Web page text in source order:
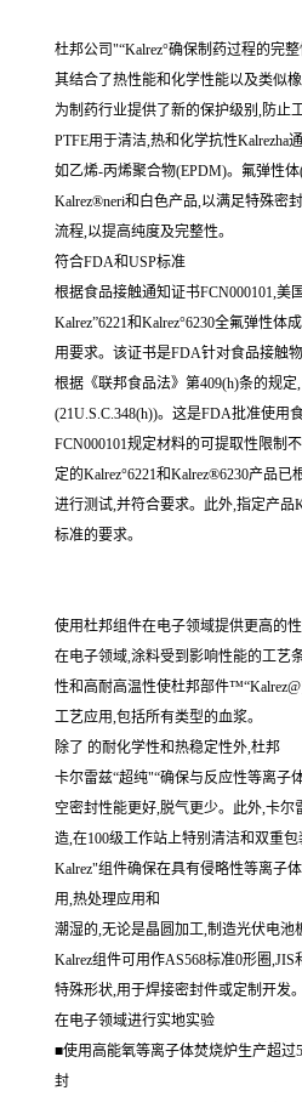
杜邦公司"“Kalrez°确保制药过程的完
其结合了热性能和化学性能以及类似
为制药行业提供了新的保护级别,防止
PTFE用于清洁,热和化学抗性Kalrezha
如乙烯-丙烯聚合物(EPDM)。氟弹性
Kalrez®neri和白色产品,以满足特殊密
流程,以提高纯度及完整性。
符合FDA和USP标准
根据食品接触通知证书FCN000101,美
Kalrez”6221和Kalrez°6230全氟弹性
用要求。该证书是FDA针对食品接触
根据《联邦食品法》第409(h)条的规定
(21U.S.C.348(h))。这是FDA批准使用
FCN000101规定材料的可提取性限制
定的Kalrez°6221和Kalrez®6230产品
进行测试,并符合要求。此外,指定产品
标准的要求。
使用杜邦组件在电子领域提供更高的
在电子领域,涂料受到影响性能的工艺
性和高耐高温性使杜邦部件
工艺应用,包括所有类型的血浆。
除了 的耐化学性和热稳定性外,杜邦
卡尔雷兹“超纯"“确保与反应性等离子
空密封性能更好,脱气更少。此外,卡尔
造,在100级工作站上特别清洁和双重包
Kalrez"组件确保在具有侵略性等离子
用,热处理应用和
潮湿的,无论是晶圆加工,制造光伏电池
Kalrez组件可用作AS568标准0形圈
特殊形状,用于焊接密封件或定制开发。
在电子领域进行实地实验
■使用高能氧等离子体焚烧炉生产超过
封